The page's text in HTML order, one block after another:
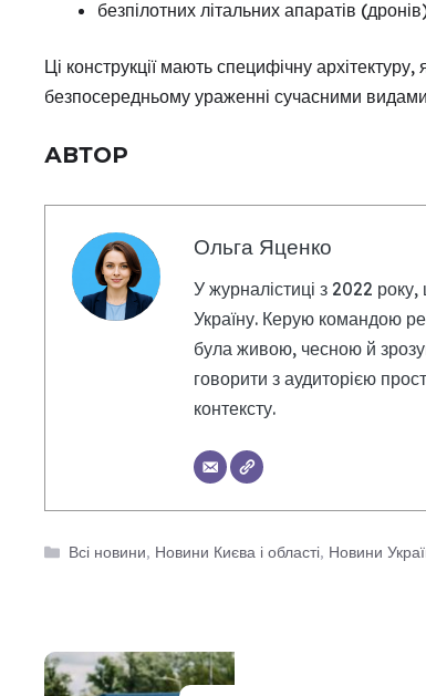
безпілотних літальних апаратів
Ці конструкції мають специфічну
безпосередньому ураженні сучасними видами
АВТОР
Ольга Яценко
У журналістиці з 2022
Україну. Керую командою
була живою, чесною й
говорити з аудиторією
контексту.
Категорії
Всі новини, Новини Києва і області, Новини